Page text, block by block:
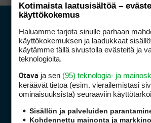
Golfpiste mediakortti
Mediahinnasto
Kotimaista laatusisältöä –
käyttökokemus
Haluamme tarjota sinulle parhaan
käyttökokemuksen ja laadukkaat
käytämme tällä sivustolla evästeitä ja
teknologioita.
Otava ja sen (95) teknologia- ja
keräävät tietoa (esim. vierailemis­tasi
ominaisuuk­sista) seuraaviin
Sisällön ja palveluiden
Kohdennettu mainonta ja